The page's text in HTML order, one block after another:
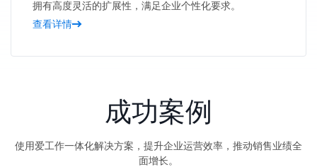
拥有高度灵活的扩展性，满足企业个性化要求。
查看详情
成功案例
使用爱工作一体化解决方案，提升企业运营效率，推动销售业绩全
面增长。